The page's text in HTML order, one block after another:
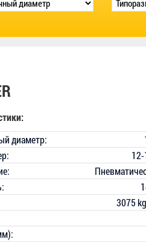
диаметр:
3075